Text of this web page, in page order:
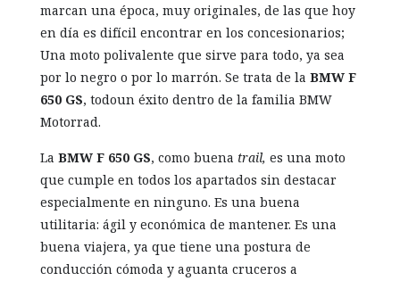
marcan una época, muy originales, de las que hoy
en día es difícil encontrar en los concesionarios;
Una moto polivalente que sirve para todo, ya sea
por lo negro o por lo marrón. Se trata de la BMW F
650 GS, todoun éxito dentro de la familia BMW
Motorrad.
La BMW F 650 GS, como buena trail, es una moto
que cumple en todos los apartados sin destacar
especialmente en ninguno. Es una buena
utilitaria: ágil y económica de mantener. Es una
buena viajera, ya que tiene una postura de
conducción cómoda y aguanta cruceros a